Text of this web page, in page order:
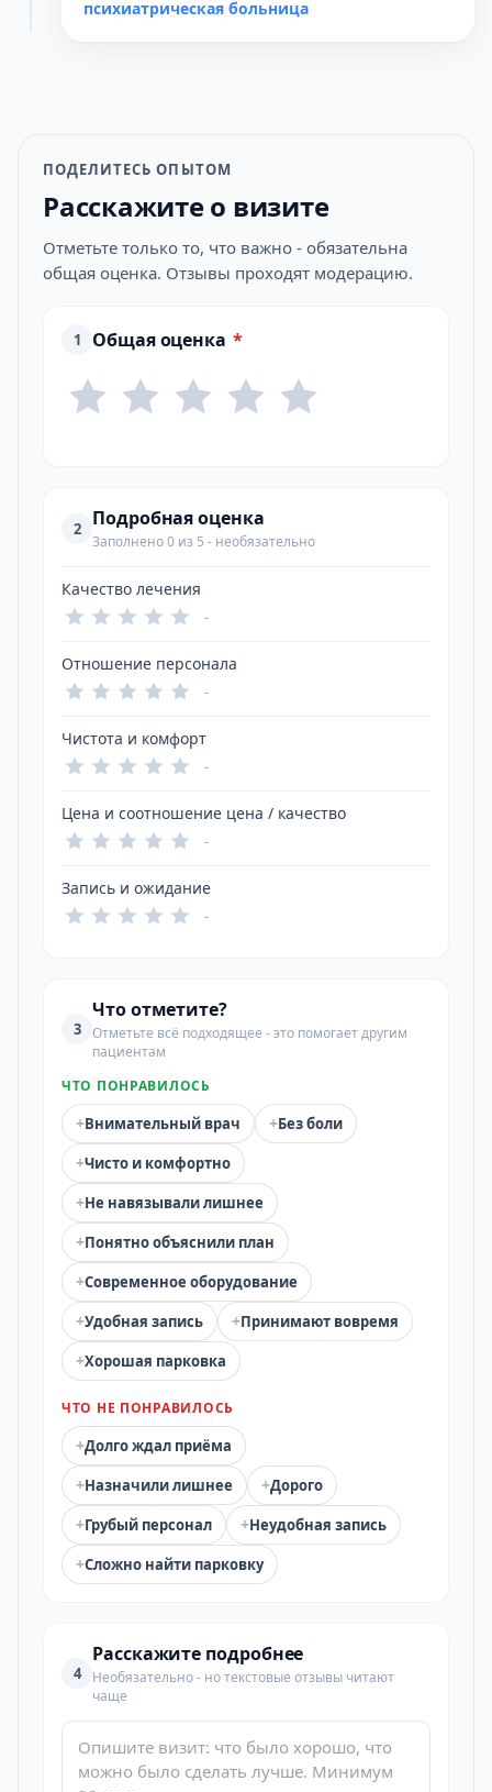
психиатрическая больница
ПОДЕЛИТЕСЬ ОПЫТОМ
Расскажите о визите
Отметьте только то, что важно - обязательна
общая оценка. Отзывы проходят модерацию.
1 Общая оценка *
2 Подробная оценка
Заполнено 0 из 5 - необязательно
Качество лечения
-
Отношение персонала
-
Чистота и комфорт
-
Цена и соотношение цена / качество
-
Запись и ожидание
-
3
Что отметите?
Отметьте всё подходящее - это помогает другим
пациентам
ЧТО ПОНРАВИЛОСЬ
+Внимательный врач +Без боли
+Чисто и комфортно
+Не навязывали лишнее
+Понятно объяснили план
+Современное оборудование
+Удобная запись +Принимают вовремя
+Хорошая парковка
ЧТО НЕ ПОНРАВИЛОСЬ
+Долго ждал приёма
+Назначили лишнее +Дорого
+Грубый персонал +Неудобная запись
+Сложно найти парковку
4
Расскажите подробнее
Необязательно - но текстовые отзывы читают
чаще